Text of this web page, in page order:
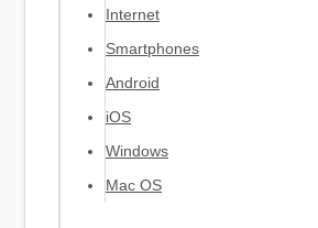
Internet
Smartphones
Android
iOS
Windows
Mac OS